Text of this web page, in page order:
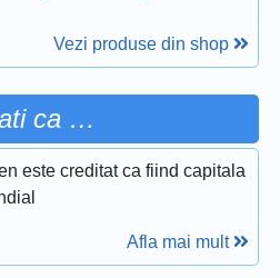
Vezi produse din shop
ca …
este creditat ca fiind capitala
Afla mai mult